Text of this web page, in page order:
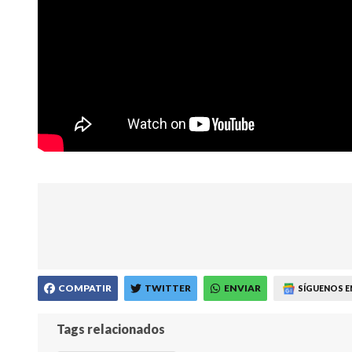
COMPATIR TWITTER ENVIAR SÍGUENOS
Tags relacionados